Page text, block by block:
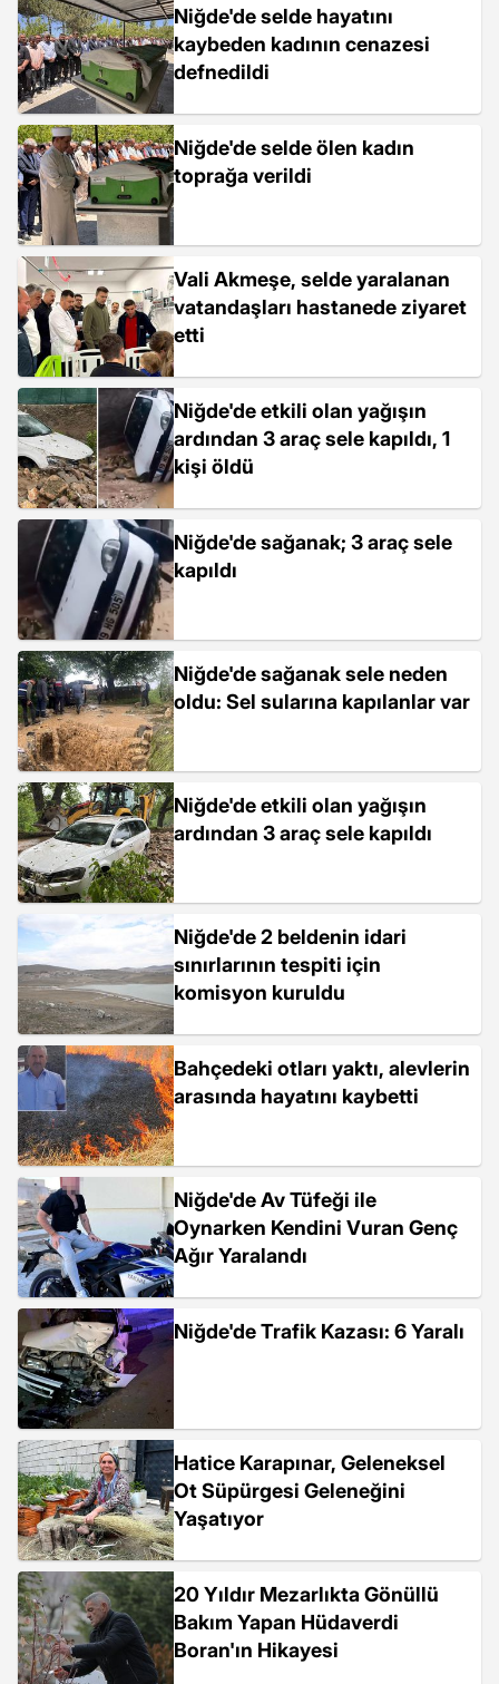
Niğde'de selde hayatını
kaybeden kadının cenazesi
defnedildi
Niğde'de selde ölen kadın
toprağa verildi
Vali Akmeşe, selde yaralanan
vatandaşları hastanede ziyaret
etti
Niğde'de etkili olan yağışın
ardından 3 araç sele kapıldı, 1
kişi öldü
Niğde'de sağanak; 3 araç sele
kapıldı
Niğde'de sağanak sele neden
oldu: Sel sularına kapılanlar var
Niğde'de etkili olan yağışın
ardından 3 araç sele kapıldı
Niğde'de 2 beldenin idari
sınırlarının tespiti için
komisyon kuruldu
Bahçedeki otları yaktı, alevlerin
arasında hayatını kaybetti
Niğde'de Av Tüfeği ile
Oynarken Kendini Vuran Genç
Ağır Yaralandı
Niğde'de Trafik Kazası: 6 Yaralı
Hatice Karapınar, Geleneksel
Ot Süpürgesi Geleneğini
Yaşatıyor
20 Yıldır Mezarlıkta Gönüllü
Bakım Yapan Hüdaverdi
Boran'ın Hikayesi